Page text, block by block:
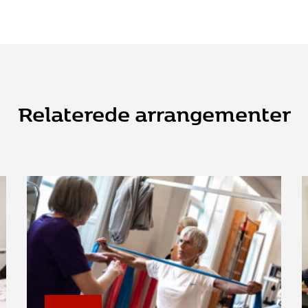
Relaterede arrangementer